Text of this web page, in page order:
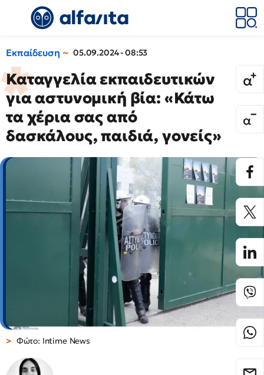
Εκπαίδευση 05.09.2024 - 08:53
Καταγγελία εκπαιδευτικών
για αστυνομική βία: «Κάτω
τα χέρια σας από
δασκάλους, παιδιά, γονείς»
Φώτο: Intime News